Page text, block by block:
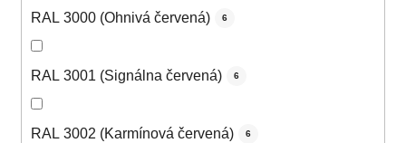
RAL 3000 (Ohnivá červená) 6
RAL 3001 (Signálna červená) 6
RAL 3002 (Karmínová červená) 6